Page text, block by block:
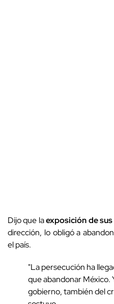
Dijo que laexposición de
dirección, lo obligó a
el país.
"La persecución ha
que abandonar México.
gobierno, también del